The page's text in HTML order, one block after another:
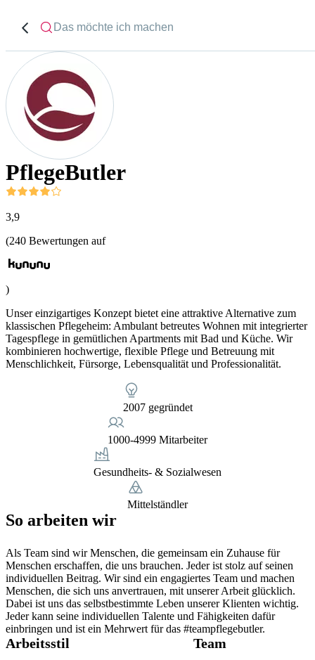
PflegeButler
3,9
(240 Bewertungen auf
)
Unser einzigartiges Konzept bietet eine attraktive Alternative zum
klassischen Pflegeheim: Ambulant betreutes Wohnen mit integrierter
Tagespflege in gemütlichen Apartments mit Bad und Küche. Wir
kombinieren hochwertige, flexible Pflege und Betreuung mit
Menschlichkeit, Fürsorge, Lebensqualität und Professionalität.
2007 gegründet
1000-4999 Mitarbeiter
Gesundheits- & Sozialwesen
Mittelständler
So arbeiten wir
Als Team sind wir Menschen, die gemeinsam ein Zuhause für
Menschen erschaffen, die uns brauchen. Jeder ist stolz auf seinen
individuellen Beitrag. Wir sind ein engagiertes Team und machen
Menschen, die sich uns anvertrauen, mit unserer Arbeit glücklich.
Dabei ist uns das selbstbestimmte Leben unserer Klienten wichtig.
Jeder kann seine individuellen Talente und Fähigkeiten dafür
einbringen und ist ein Mehrwert für das #teampflegebutler.
Arbeitsstil Team